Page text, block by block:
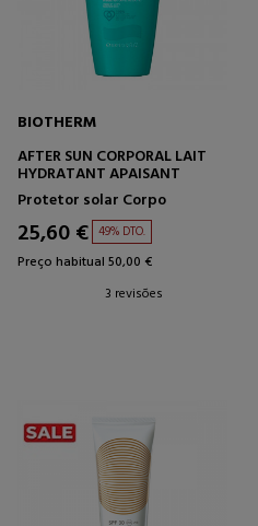
BIOTHERM
AFTER SUN CORPORAL LAIT
HYDRATANT APAISANT
Protetor solar Corpo
25,60 € 49% DTO.
Preço habitual 50,00 €
3 revisões